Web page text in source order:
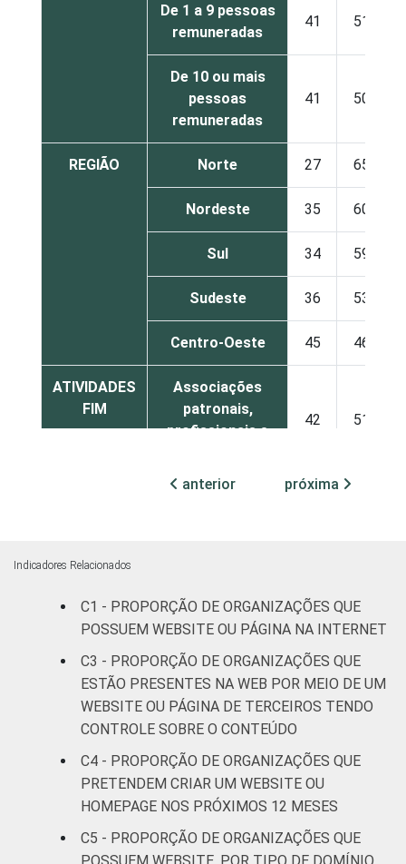
De 1 a 9 pessoas
remuneradas
41 51
De 10 ou mais
pessoas
remuneradas
41 50
REGIÃO Norte 27 65
Nordeste 35 60
Sul 34 59
Sudeste 36 53
Centro-Oeste 45 46
ATIVIDADES
FIM
Associações
patronais,
profissionais e
42 51
Desenvolvimento
e Defesa de
35 57
Religião 33 52
Saúde e
assistência
social
38
anterior próxima
Indicadores Relacionados
C1 - PROPORÇÃO DE ORGANIZAÇÕES QUE
POSSUEM WEBSITE OU PÁGINA NA INTERNET
C3 - PROPORÇÃO DE ORGANIZAÇÕES QUE
ESTÃO PRESENTES NA WEB POR MEIO DE UM
WEBSITE OU PÁGINA DE TERCEIROS TENDO
CONTROLE SOBRE O CONTEÚDO
C4 - PROPORÇÃO DE ORGANIZAÇÕES QUE
PRETENDEM CRIAR UM WEBSITE OU
HOMEPAGE NOS PRÓXIMOS 12 MESES
C5 - PROPORÇÃO DE ORGANIZAÇÕES QUE